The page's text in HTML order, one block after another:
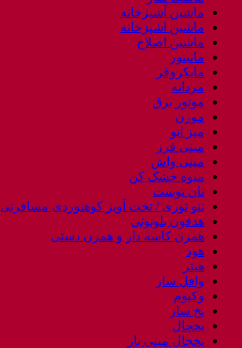
ماشین آشپزخانه
ماشین اشپزخانه
ماشین اصلاح
مانیتور
مایکروفر
مردانه
موتور برق
موزن
میز اتو
مینی فرز
مینی واش
میوه خشک کن
نان توست
ننو توری / تخت آویز کوهنوردی مسافرتی
هدفون بلوتوثی
همزن کاسه دار و همزن دستی
هود
هیتر
وافل ساز
وکیوم
یخ ساز
یخچال
یخچال مینی بار